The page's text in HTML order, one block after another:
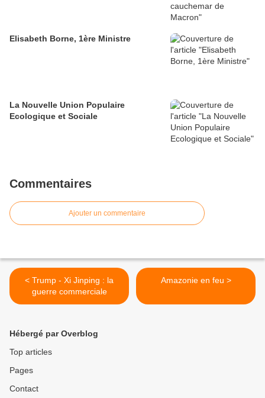
Elisabeth Borne, 1ère Ministre
La Nouvelle Union Populaire
Ecologique et Sociale
Commentaires
Ajouter un commentaire
< Trump - Xi Jinping : la
guerre commerciale
Amazonie en feu >
Hébergé par Overblog
Top articles
Pages
Contact